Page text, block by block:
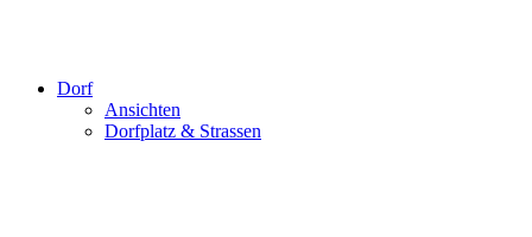
Dorf
Ansichten
Dorfplatz & Strassen